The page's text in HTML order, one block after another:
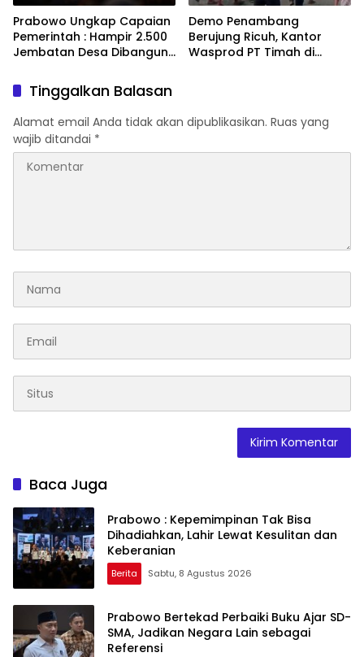
Prabowo Ungkap Capaian
Pemerintah : Hampir 2.500
Jembatan Desa Dibangun,
Ditargetkan Direvitalisasi
Demo Penambang
Berujung Ricuh, Kantor
Wasprod PT Timah di
Tinggalkan Balasan
Alamat email Anda tidak akan dipublikasikan. Ruas yang
wajib ditandai *
Baca Juga
Prabowo : Kepemimpinan Tak Bisa
Dihadiahkan, Lahir Lewat Kesulitan dan
Keberanian
Berita Sabtu, 8 Agustus 2026
Prabowo Bertekad Perbaiki Buku Ajar SD-
SMA, Jadikan Negara Lain sebagai
Referensi